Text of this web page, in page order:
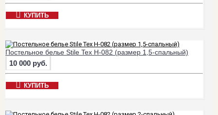
КУПИТЬ
Постельное белье Stile Tex H-082 (размер 1,5-спальный)
10 000 руб.
КУПИТЬ